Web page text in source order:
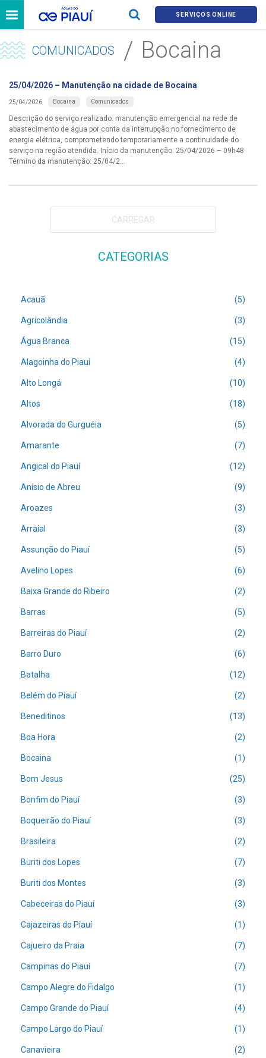
SERVIÇOS ONLINE
COMUNICADOS Bocaina
25/04/2026 – Manutenção na cidade de Bocaina
25/04/2026 Bocaina Comunicados
Descrição do serviço realizado: manutenção emergencial na rede de
abastecimento de água por conta da interrupção no fornecimento de
energia elétrica, comprometendo temporariamente a continuidade do
serviço na região atendida. Início da manutenção: 25/04/2026 – 09h48
Término da manutenção: 25/04/2...
CARREGAR
CATEGORIAS
Acauã (5)
Agricolândia (3)
Água Branca (15)
Alagoinha do Piauí (4)
Alto Longá (10)
Altos (18)
Alvorada do Gurguéia (5)
Amarante (7)
Angical do Piauí (12)
Anísio de Abreu (9)
Aroazes (3)
Arraial (3)
Assunção do Piauí (5)
Avelino Lopes (6)
Baixa Grande do Ribeiro (2)
Barras (5)
Barreiras do Piauí (2)
Barro Duro (6)
Batalha (12)
Belém do Piauí (2)
Beneditinos (13)
Boa Hora (2)
Bocaina (1)
Bom Jesus (25)
Bonfim do Piauí (3)
Boqueirão do Piauí (3)
Brasileira (2)
Buriti dos Lopes (7)
Buriti dos Montes (3)
Cabeceiras do Piauí (3)
Cajazeiras do Piauí (1)
Cajueiro da Praia (7)
Campinas do Piauí (7)
Campo Alegre do Fidalgo (1)
Campo Grande do Piauí (4)
Campo Largo do Piauí (1)
Canavieira (2)